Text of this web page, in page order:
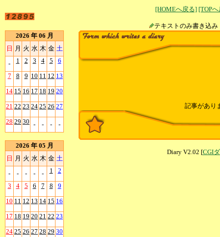
[HOMEへ戻る] [TOP
テキストのみ書
2026 年 06 月
日 月 火 水 木 金 土
- 1 2 3 4 5 6
7 8 9 10 11 12 13
14 15 16 17 18 19 20
21 22 23 24 25 26 27
28 29 30 - - - -
2026 年 05 月
日 月 火 水 木 金 土
- - - - - 1 2
3 4 5 6 7 8 9
10 11 12 13 14 15 16
17 18 19 20 21 22 23
24 25 26 27 28 29 30
記事があり
Diary V2.02 [CGI